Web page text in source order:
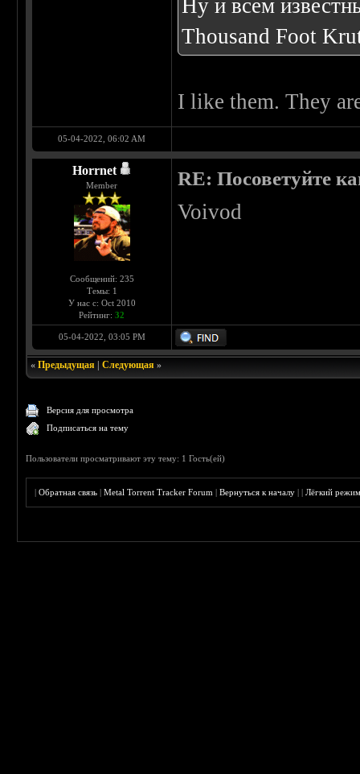
Ну и всем
Thousand Foot
I like them. They
05-04-2022, 06:02 AM
Horrnet
Member
Сообщений: 235
Темы: 1
У нас с: Oct 2010
Рейтинг:32
RE: Посоветуйте
Voivod
05-04-2022, 03:05 PM
«Предыдущая |Следующая »
Версия для просмотра
Подписаться на тему
Пользователи просматривают эту тему: 1 Гость(ей)
|Обратная связь |Metal Torrent Tracker Forum |Вернуться к началу ||Лёгкий